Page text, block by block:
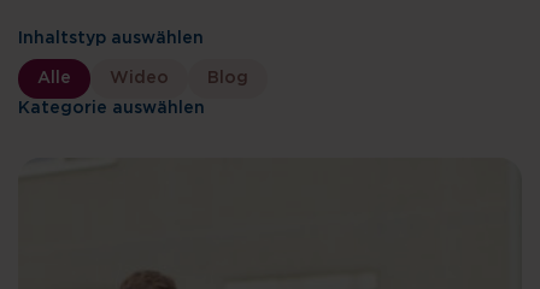
Inhaltstyp auswählen
Alle Wideo
Blog
Kategorie auswählen